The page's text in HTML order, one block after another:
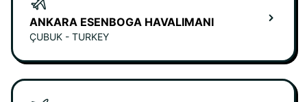
ANKARA ESENBOGA HAVALIMANI
ÇUBUK - TURKEY